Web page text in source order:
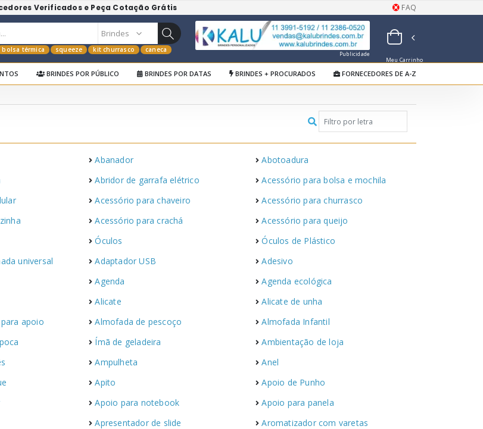
Verificados e Peça Cotação Grátis FAQ
bolsa térmica squeeze kit churrasco caneca
Publicidade
Meu Carrinho
de Orçamentos
BRINDES POR PÚBLICO BRINDES POR DATAS BRINDES + PROCURADOS FORNECEDORES DE A-Z
Abanador
Abotoadura
Abridor de garrafa elétrico
Acessório para bolsa e mochila
Acessório para chaveiro
Acessório para churrasco
Acessório para crachá
Acessório para queijo
Óculos
Óculos de Plástico
universal Adaptador USB
Adesivo
Agenda
Agenda ecológica
Alicate
Alicate de unha
apoio Almofada de pescoço
Almofada Infantil
Ímã de geladeira
Ambientação de loja
Ampulheta
Anel
Apito
Apoio de Punho
Apoio para notebook
Apoio para panela
Apresentador de slide
Aromatizador com varetas